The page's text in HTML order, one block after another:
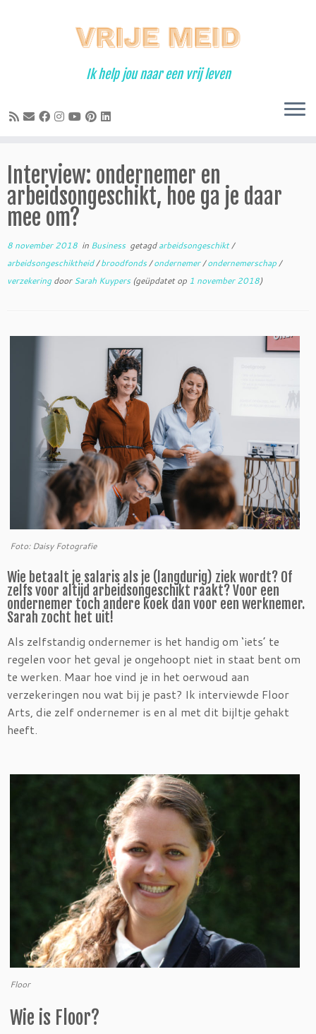
Ik help jou naar een vrij leven
Interview: ondernemer en
arbeidsongeschikt, hoe ga je daar
mee om?
8 november 2018 in Business getagdarbeidsongeschikt/
arbeidsongeschiktheid/broodfonds/ondernemer/ondernemerschap/
verzekeringdoorSarah Kuypers(geüpdatet op 1 november 2018)
Foto: Daisy Fotografie
Wie betaalt je salaris als je (langdurig) ziek wordt? Of
zelfs voor altijd arbeidsongeschikt raakt? Voor een
ondernemer toch andere koek dan voor een werknemer.
Sarah zocht het uit!
Als zelfstandig ondernemer is het handig om ‘iets’ te
regelen voor het geval je ongehoopt niet in staat bent om
te werken. Maar hoe vind je in het oerwoud aan
verzekeringen nou wat bij je past? Ik interviewde Floor
Arts, die zelf ondernemer is en al met dit bijltje gehakt
heeft.
Floor
Wie is Floor?